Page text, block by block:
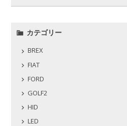
カテゴリー
BREX
FIAT
FORD
GOLF2
HID
LED